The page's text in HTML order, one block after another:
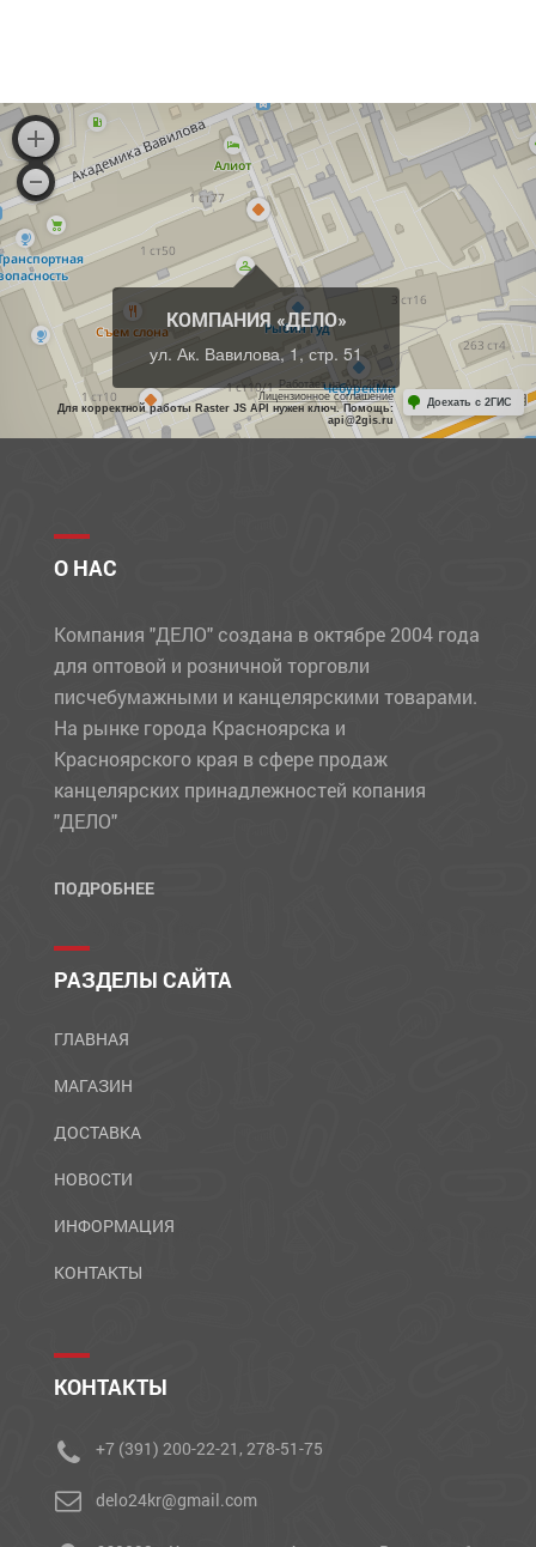
КОМПАНИЯ «ДЕЛО»
ул. Ак. Вавилова, 1, стр. 51
Работает на API 2ГИС
Лицензионное соглашение
Для корректной работы Raster JS API нужен ключ. Помощь:
api@2gis.ru
Доехать с 2ГИС
О НАС
Компания "ДЕЛО" создана в октябре 2004 года
для оптовой и розничной торговли
писчебумажными и канцелярскими товарами.
На рынке города Красноярска и
Красноярского края в сфере продаж
канцелярских принадлежностей копания
"ДЕЛО"
ПОДРОБНЕЕ
РАЗДЕЛЫ САЙТА
ГЛАВНАЯ
МАГАЗИН
ДОСТАВКА
НОВОСТИ
ИНФОРМАЦИЯ
КОНТАКТЫ
КОНТАКТЫ
+7 (391) 200-22-21, 278-51-75
delo24kr@gmail.com